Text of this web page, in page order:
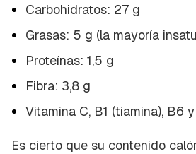
Carbohidratos: 27 g
Grasas: 5 g (la mayoría
Proteínas: 1,5 g
Fibra: 3,8 g
Vitamina C, B1 (tiamina), B6
Es cierto que su contenido